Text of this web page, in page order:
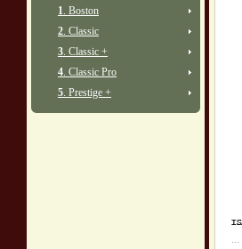
1. Boston
2. Classic
3. Classic +
4. Classic Pro
5. Prestige +